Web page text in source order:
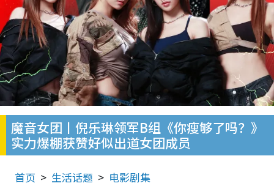
魔音女团丨倪乐琳领军B组《你瘦够了吗？》
实力爆棚获赞好似出道女团成员
首页 生活话题 电影剧集